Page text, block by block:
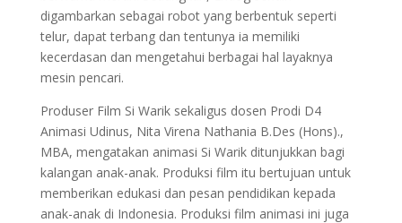
digambarkan sebagai robot yang berbentuk seperti
telur, dapat terbang dan tentunya ia memiliki
kecerdasan dan mengetahui berbagai hal layaknya
mesin pencari.
Produser Film Si Warik sekaligus dosen Prodi D4
Animasi Udinus, Nita Virena Nathania B.Des (Hons).,
MBA, mengatakan animasi Si Warik ditunjukkan bagi
kalangan anak-anak. Produksi film itu bertujuan untuk
memberikan edukasi dan pesan pendidikan kepada
anak-anak di Indonesia. Produksi film animasi ini juga